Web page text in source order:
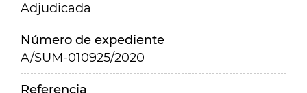
Adjudicada
Número de expediente
A/SUM-010925/2020
Referencia